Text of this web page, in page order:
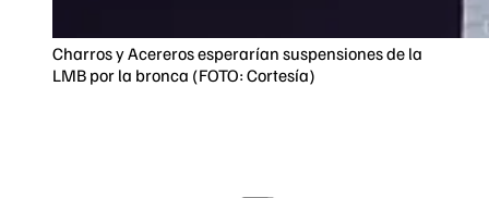
Charros y Acereros esperarían suspensiones de la
LMB por la bronca (FOTO: Cortesía)